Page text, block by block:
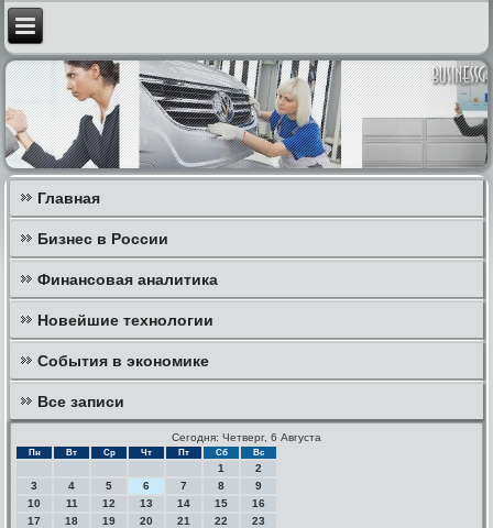
Главная
Бизнес в России
Финансовая аналитика
Новейшие технологии
События в экономике
Все записи
Сегодня: Четверг, 6 Августа
Пн Вт Ср Чт Пт Сб Вс
1
2
3
4 5 6 7 8
9
10
11 12 13 14 15
16
17
18 19 20 21 22
23